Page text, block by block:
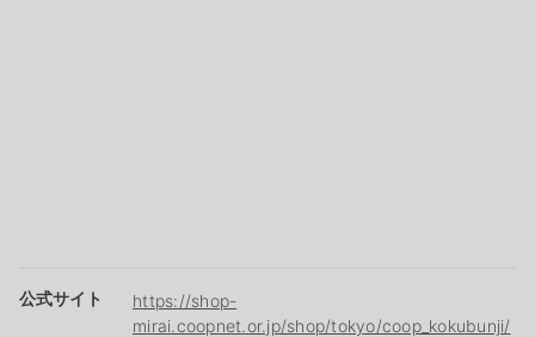
公式サイト
https://shop-
mirai.coopnet.or.jp/shop/tokyo/coop_kokubunji/